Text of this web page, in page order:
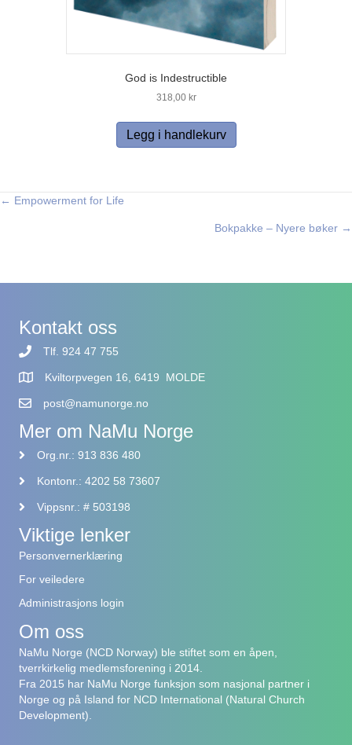
God is Indestructible
318,00 kr
Legg i handlekurv
Posts
← Empowerment for Life
Bokpakke – Nyere bøker →
Kontakt oss
Tlf. 924 47 755
Kviltorpvegen 16, 6419 MOLDE
post@namunorge.no
Mer om NaMu Norge
Org.nr.: 913 836 480
Kontonr.: 4202 58 73607
Vippsnr.: # 503198
Viktige lenker
Personvernerklæring
For veiledere
Administrasjons login
Om oss
NaMu Norge (NCD Norway) ble stiftet som en åpen,
tverrkirkelig medlemsforening i 2014.
Fra 2015 har NaMu Norge funksjon som nasjonal partner i
Norge og på Island for NCD International (Natural Church
Development).